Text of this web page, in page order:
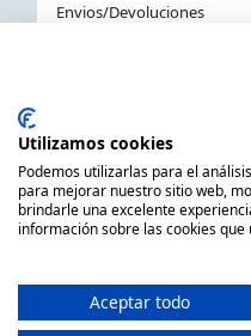
Envios/Devoluciones
La Tienda Náutica en
C/ Primer de Maig 6,
Barcelona (España)
Horario de 9.00h a
Utilizamos cookies
Podemos utilizarlas para el
para mejorar nuestro sitio web,
brindarle una excelente
información sobre las cookies
Aceptar todo